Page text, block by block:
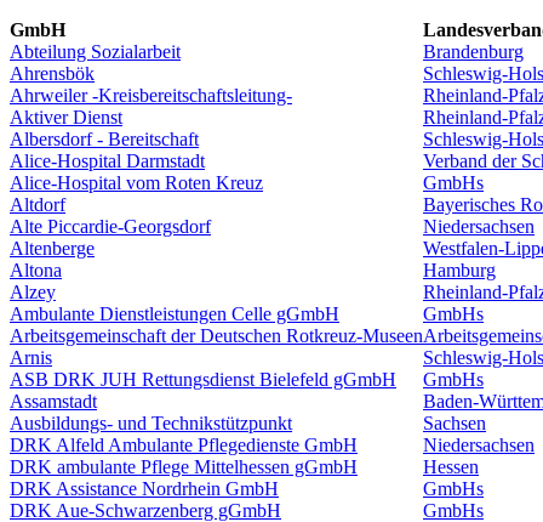
GmbH
Abteilung Sozialarbeit
Brandenburg
Ahrensbök
Schleswig-
Ahrweiler -Kreisbereitschaftsleitung-
Rheinland-
Aktiver Dienst
Rheinland-
Albersdorf - Bereitschaft
Schleswig-
Alice-Hospital Darmstadt
Verband der
Alice-Hospital vom Roten Kreuz
GmbHs
Altdorf
Bayerisches
Alte Piccardie-Georgsdorf
Niedersachsen
Altenberge
Westfalen-
Altona
Hamburg
Alzey
Rheinland-
Ambulante Dienstleistungen Celle gGmbH
GmbHs
Arbeitsgemeinschaft der Deutschen Rotkreuz-Museen
Arnis
Schleswig-
ASB DRK JUH Rettungsdienst Bielefeld gGmbH
GmbHs
Assamstadt
Baden-
Ausbildungs- und Technikstützpunkt
Sachsen
DRK Alfeld Ambulante Pflegedienste GmbH
Niedersachsen
DRK ambulante Pflege Mittelhessen gGmbH
Hessen
DRK Assistance Nordrhein GmbH
GmbHs
DRK Aue-Schwarzenberg gGmbH
GmbHs